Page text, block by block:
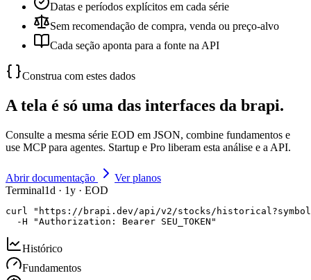
Datas e períodos explícitos em cada série
Sem recomendação de compra, venda ou preço-alvo
Cada seção aponta para a fonte na API
Construa com estes dados
A tela é só uma das interfaces da brapi.
Consulte a mesma série EOD em JSON, combine fundamentos e
use MCP para agentes. Startup e Pro liberam esta análise e a API.
Abrir documentação
Ver planos
Terminal1d · 1y · EOD
curl "https://brapi.dev/api/v2/stocks/
  -H "Authorization: Bearer SEU_TOKEN"
Histórico
Fundamentos